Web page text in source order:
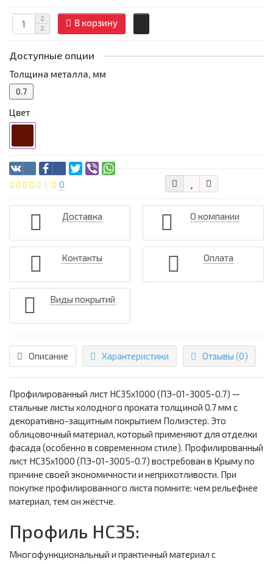
В корзину
Доступные опции
Толщина металла, мм
0.7
Цвет
0
Доставка О компании
Контакты Оплата
Виды покрытий
Описание Характеристики Отзывы (0)
Профилированный лист НС35х1000 (ПЭ-01-3005-0.7) —
стальные листы холодного проката толщиной 0.7 мм с
декоративно-защитным покрытием Полиэстер. Это
облицовочный материал, который применяют для отделки
фасада (особенно в современном стиле). Профилированный
лист НС35х1000 (ПЭ-01-3005-0.7) востребован в Крыму по
причине своей экономичности и неприхотливости. При
покупке профилированного листа помните: чем рельефнее
материал, тем он жёстче.
Профиль НС35:
Многофункциональный и практичный материал с